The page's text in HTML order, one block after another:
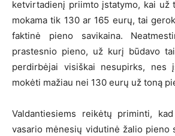
ketvirtadienį priimto įstatymo, kai už
mokama tik 130 ar 165 eurų, tai
faktinė pieno savikaina.
prastesnio pieno, už kurį būdavo
perdirbėjai visiškai nesupirks, nes
mokėti mažiau nei 130 eurų už toną
Valdantiesiems reikėtų priminti,
vasario mėnesių vidutinė žalio pieno